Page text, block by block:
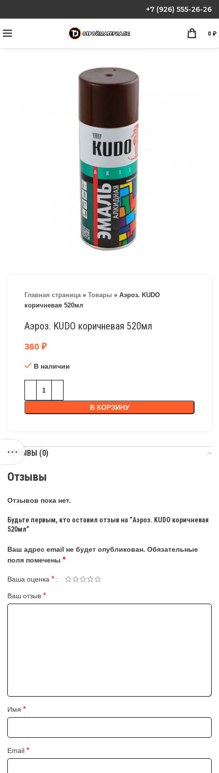
+7 (926) 555-26-26
0 ₽
Главная страница» Товары » Аэроз. KUDO
коричневая 520мл
Аэроз. KUDO коричневая 520мл
360 ₽
В наличии
В КОРЗИНУ
ОТЗЫВЫ (0)
Отзывы
Отзывов пока нет.
Будьте первым, кто оставил отзыв на “Аэроз. KUDO коричневая
520мл”
Ваш адрес email не будет опубликован. Обязательные
поля помечены *
Ваша оценка *
Ваш отзыв *
Имя *
Email *